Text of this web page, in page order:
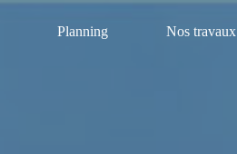
Planning Nos travaux